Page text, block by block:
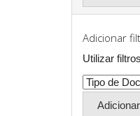
Adicionar
Utilizar